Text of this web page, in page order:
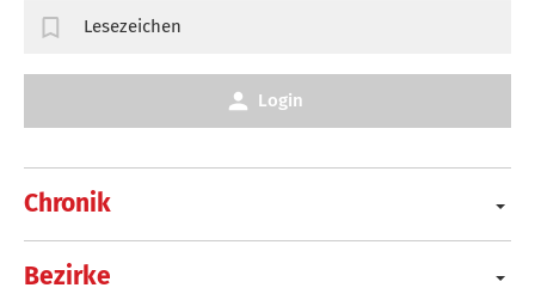
Chronik
Bezirke
Lesezeichen
Login